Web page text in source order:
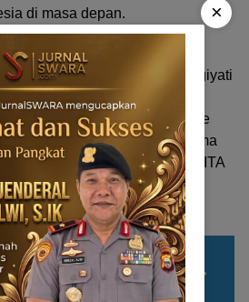
di masa depan.
jajaran pengurus PAPDESI
apresiasi kepada Ibunda Wargiyati
Ketua Umum PAPDESI.
yang sudah bagus di periode
dan ditingkatkan, terutama
program ASTA CITA
Mantan Kades Energik
JS)
Dorong Program
UNKHAIR
Kelurahan Jati
×